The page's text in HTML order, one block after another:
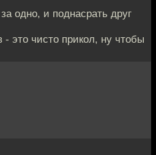
одно, и поднасрать друг
это чисто прикол, ну чтобы